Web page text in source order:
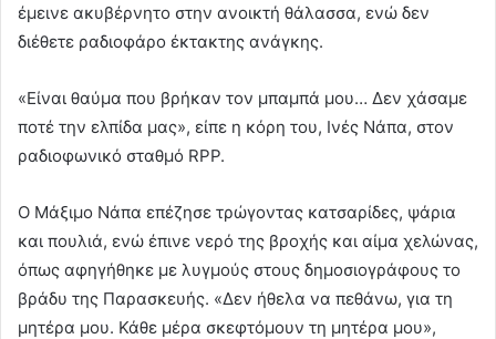
έμεινε ακυβέρνητο στην ανοικτή θάλασσα, ενώ δεν
διέθετε ραδιοφάρο έκτακτης ανάγκης.
«Είναι θαύμα που βρήκαν τον μπαμπά μου… Δεν χάσαμε
ποτέ την ελπίδα μας», είπε η κόρη του, Ινές Νάπα, στον
ραδιοφωνικό σταθμό RPP.
Ο Μάξιμο Νάπα επέζησε τρώγοντας κατσαρίδες, ψάρια
και πουλιά, ενώ έπινε νερό της βροχής και αίμα χελώνας,
όπως αφηγήθηκε με λυγμούς στους δημοσιογράφους το
βράδυ της Παρασκευής. «Δεν ήθελα να πεθάνω, για τη
μητέρα μου. Κάθε μέρα σκεφτόμουν τη μητέρα μου»,